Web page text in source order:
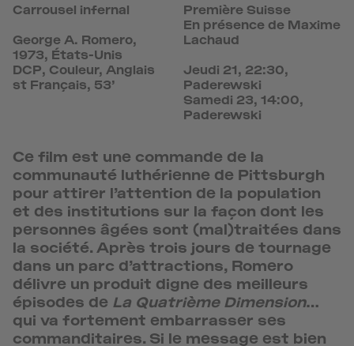
Carrousel infernal
George A. Romero,
1973, États-Unis
DCP, Couleur, Anglais
st Français, 53’
Première Suisse
En présence de Maxime
Lachaud
Jeudi 21, 22:30,
Paderewski
Samedi 23, 14:00,
Paderewski
Ce film est une commande de la
communauté luthérienne de Pittsburgh
pour attirer l’attention de la population
et des institutions sur la façon dont les
personnes âgées sont (mal)traitées dans
la société. Après trois jours de tournage
dans un parc d’attractions, Romero
délivre un produit digne des meilleurs
épisodes de La Quatrième Dimension…
qui va fortement embarrasser ses
commanditaires. Si le message est bien